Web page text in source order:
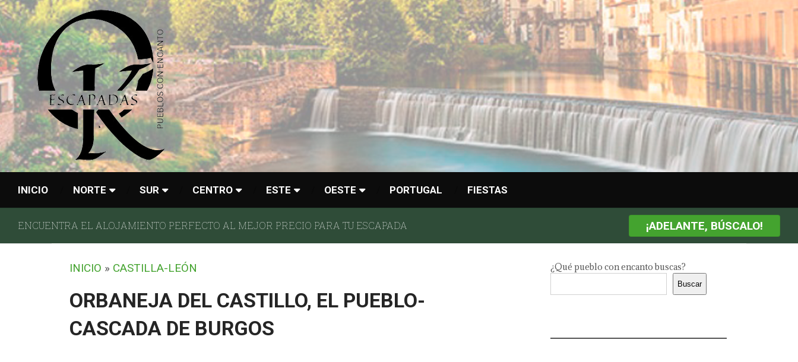
INICIO NORTE SUR CENTRO ESTE OESTE PORTUGAL FIESTAS
ENCUENTRA EL ALOJAMIENTO PERFECTO AL MEJOR PRECIO PARA TU ESCAPADA ¡ADELANTE, BÚSCALO!
INICIO » CASTILLA-LEÓN
ORBANEJA DEL CASTILLO, EL PUEBLO-
CASCADA DE BURGOS
¿Qué pueblo con encanto buscas?
Buscar